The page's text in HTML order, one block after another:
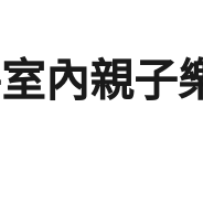
內親子